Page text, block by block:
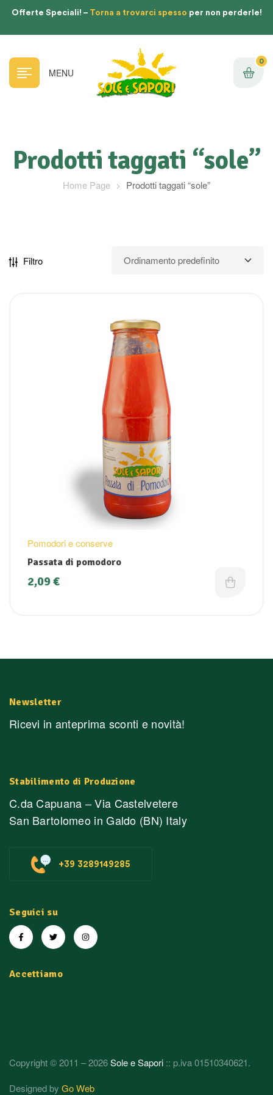
Offerte Speciali! – Torna a trovarci spesso per non perderle!
MENU
0
Prodotti taggati “sole”
Home Page Prodotti taggati “sole”
Filtro
Pomodori e conserve
Passata di pomodoro
2,09€
Newsletter
Ricevi in anteprima sconti e novità!
Stabilimento di Produzione
C.da Capuana – Via Castelvetere
San Bartolomeo in Galdo (BN) Italy
+39 3289149285
Seguici su
Accettiamo
Copyright © 2011 – 2026Sole e Sapori :: p.iva 01510340621.
Designed by Go Web